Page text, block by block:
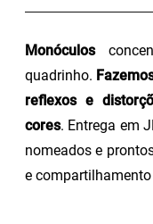
Monóculos
quadrinho.
reflexos e
cores. Entrega em
nomeados e
e